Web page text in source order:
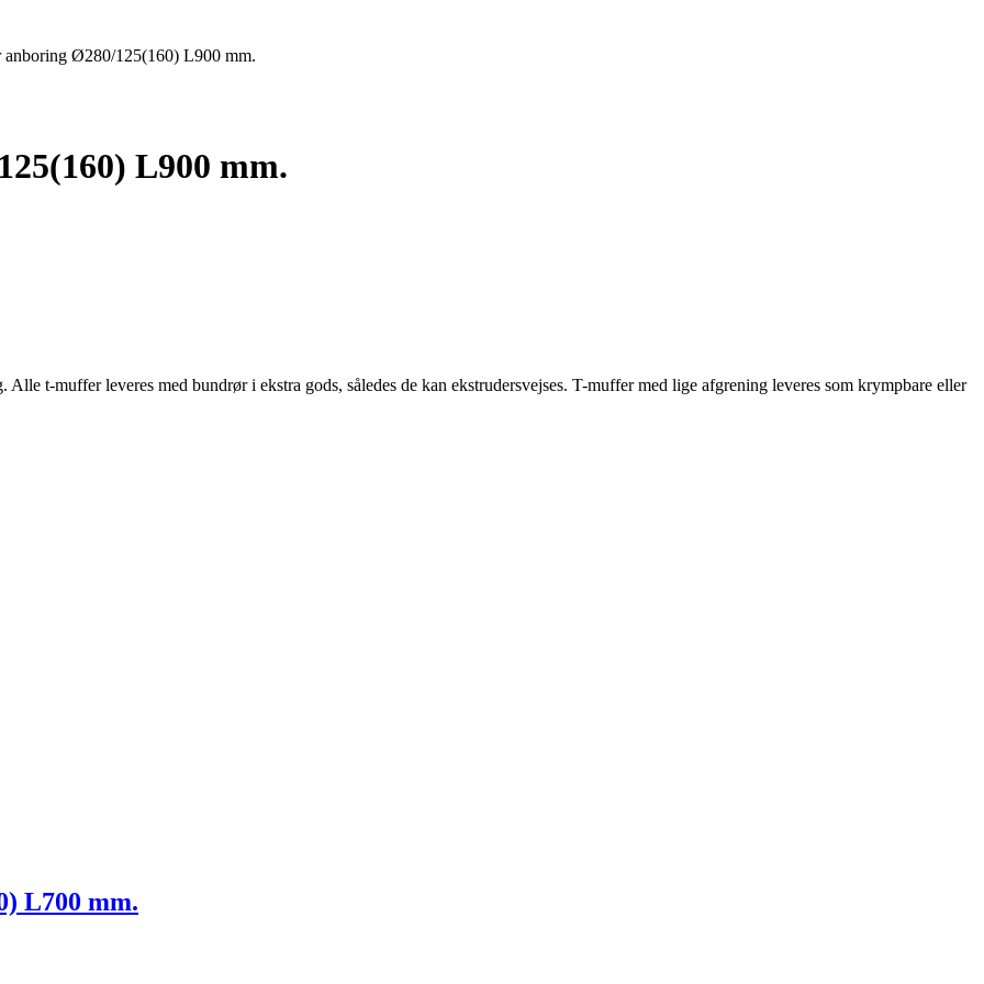
Ø280/125(160) L900 mm.
L900 mm.
t-muffer leveres med bundrør i ekstra gods, således de kan ekstrudersvejses. T-muffer med lige afgrening leveres som krympbare eller
L700 mm.